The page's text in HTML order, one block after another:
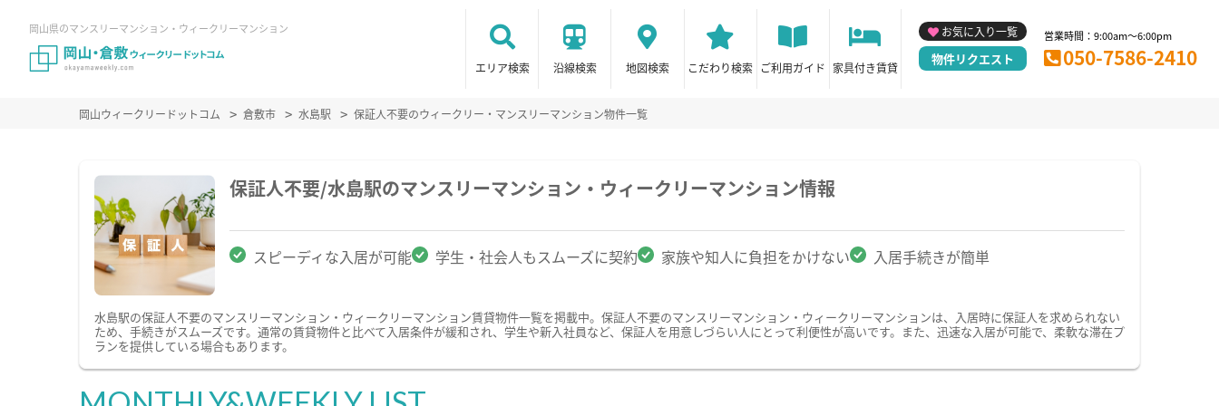
岡山県のマンスリーマンション・ウィークリーマンション
エリア検索 沿線検索 地図検索 こだわり検索 ご利用ガイド 家具付き賃貸
お気に入り一覧
物件リクエスト
営業時間：9:00am～6:00pm
050-7586-2410
岡山ウィークリードットコム 倉敷市 水島駅 保証人不要のウィークリー・マンスリーマンション物件一覧
保証人不要/水島駅のマンスリーマンション・ウィークリーマンション情報
スピーディな入居が可能 学生・社会人もスムーズに契約 家族や知人に負担をかけない 入居手続きが簡単
水島駅の保証人不要のマンスリーマンション・ウィークリーマンション賃貸物件一覧を掲載中。保証人不要のマンスリーマンション・ウィークリーマンションは、入居時に保証人を求められない
ため、手続きがスムーズです。通常の賃貸物件と比べて入居条件が緩和され、学生や新入社員など、保証人を用意しづらい人にとって利便性が高いです。また、迅速な入居が可能で、柔軟な滞在プ
ランを提供している場合もあります。